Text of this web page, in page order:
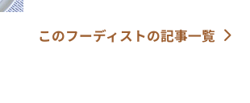
このフーディストの記事一覧